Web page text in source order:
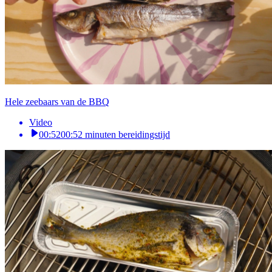
Hele zeebaars van de BBQ
Video
00:5200:52 minuten bereidingstijd